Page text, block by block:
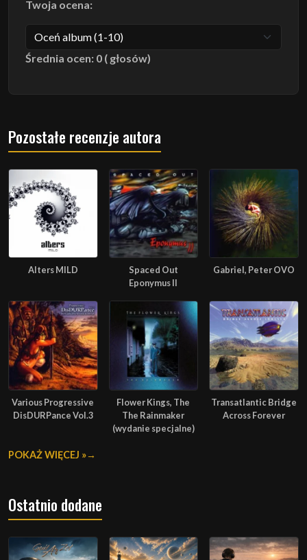
Twoja ocena:
Średnia ocen: 0 ( głosów)
Pozostałe recenzje autora
Alters MILD
Spaced Out
Eponymus II
Gabriel, Peter OVO
Various Progressive
DisDURPance Vol.3
Flower Kings, The
The Rainmaker
(wydanie specjalne)
Transatlantic Bridge
Across Forever
POKAŻ WIĘCEJ »
Ostatnio dodane